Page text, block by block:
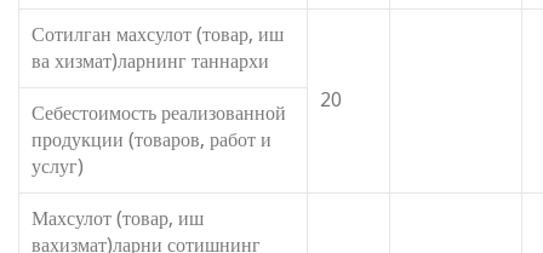
Сотилган махсулот (товар, иш
ва хизмат)ларнинг таннархи
20
Себестоимость реализованной
продукции (товаров, работ и
услуг)
Махсулот (товар, иш
вахизмат)ларни сотишнинг